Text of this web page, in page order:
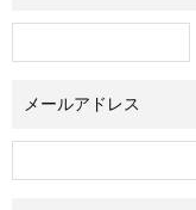
メールアドレス